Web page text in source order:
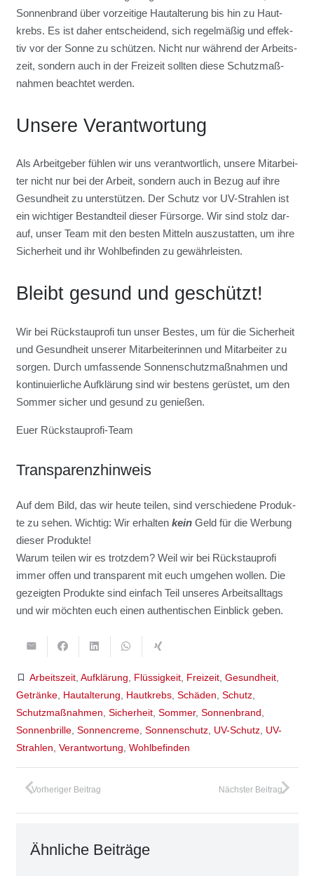
Son­nen­brand über vor­zei­ti­ge Haut­al­te­rung bis hin zu Haut­
krebs. Es ist daher ent­schei­dend, sich regel­mä­ßig und effek­
tiv vor der Son­ne zu schüt­zen. Nicht nur wäh­rend der Arbeits­
zeit, son­dern auch in der Frei­zeit soll­ten die­se Schutz­maß­
nah­men beach­tet wer­den.
Unse­re Ver­ant­wor­tung
Als Arbeit­ge­ber füh­len wir uns ver­ant­wort­lich, unse­re Mit­ar­bei­
ter nicht nur bei der Arbeit, son­dern auch in Bezug auf ihre
Gesund­heit zu unter­stüt­zen. Der Schutz vor UV-Strah­len ist
ein wich­ti­ger Bestand­teil die­ser Für­sor­ge. Wir sind stolz dar­
auf, unser Team mit den bes­ten Mit­teln aus­zu­stat­ten, um ihre
Sicher­heit und ihr Wohl­be­fin­den zu gewähr­leis­ten.
Bleibt gesund und geschützt!
Wir bei Rück­stau­pro­fi tun unser Bes­tes, um für die Sicher­heit
und Gesund­heit unse­rer Mit­ar­bei­te­rin­nen und Mit­ar­bei­ter zu
sor­gen. Durch umfas­sen­de Son­nen­schutz­maß­nah­men und
kon­ti­nu­ier­li­che Auf­klä­rung sind wir bes­tens gerüs­tet, um den
Som­mer sicher und gesund zu genie­ßen.
Euer Rück­stau­pro­fi-Team
Trans­pa­renz­hin­weis
Auf dem Bild, das wir heu­te tei­len, sind ver­schie­de­ne Pro­duk­
te zu sehen. Wich­tig: Wir erhal­ten keinGeld für die Wer­bung
die­ser Pro­duk­te!
War­um tei­len wir es trotz­dem? Weil wir bei Rück­stau­pro­fi
immer offen und trans­pa­rent mit euch umge­hen wol­len. Die
gezeig­ten Pro­duk­te sind ein­fach Teil unse­res Arbeits­all­tags
und wir möch­ten euch einen authen­ti­schen Ein­blick geben.
bookmark_border Arbeitszeit, Aufklärung Flüssigkeit, Freizeit, Gesundheit,
Getränke, Hautalterung Hautkrebs, Schäden Schutz,
Schutzmaßnahmen Sicherheit, Sommer, Sonnenbrand
Sonnenbrille, Sonnencreme, Sonnenschutz, UV-Schutz, UV-
Strahlen Verantwortung Wohlbefinden
Vorheriger Beitrag Nächster Beitrag
Ähn­li­che Bei­trä­ge